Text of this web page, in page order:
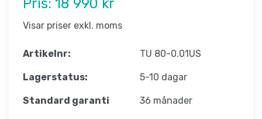
Pris: 18 990 kr
Visar priser exkl. moms
Artikelnr: TU 80-0.01US
Lagerstatus: 5-10 dagar
Standard garanti 36 månader